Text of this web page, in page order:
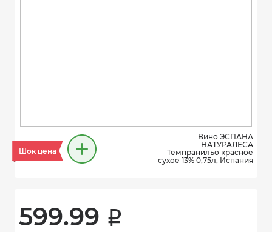
Шок цена
Вино ЭСПАНА
НАТУРАЛЕСА
Темпранильо красное
сухое 13% 0,75л, Испания
599.99 i